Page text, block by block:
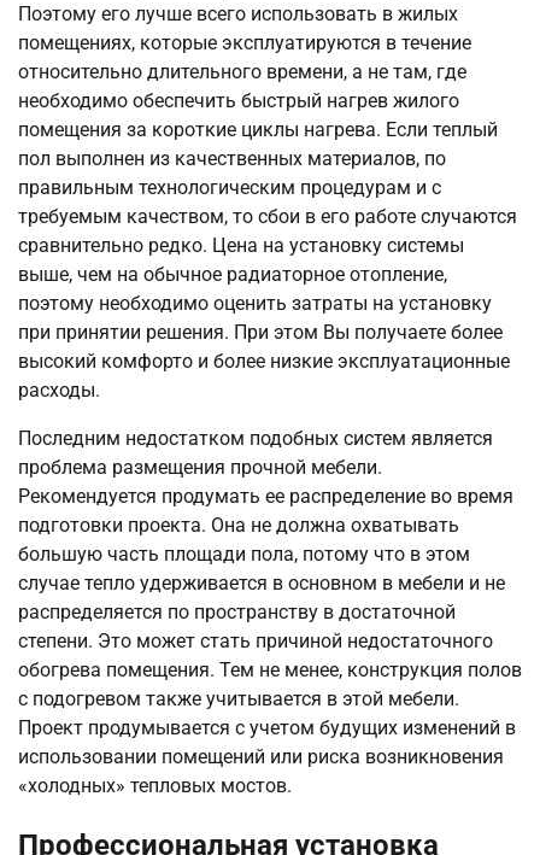
Поэтому его лучше всего использовать в жилых
помещениях, которые эксплуатируются в течение
относительно длительного времени, а не там, где
необходимо обеспечить быстрый нагрев жилого
помещения за короткие циклы нагрева. Если теплый
пол выполнен из качественных материалов, по
правильным технологическим процедурам и с
требуемым качеством, то сбои в его работе случаются
сравнительно редко. Цена на установку системы
выше, чем на обычное радиаторное отопление,
поэтому необходимо оценить затраты на установку
при принятии решения. При этом Вы получаете более
высокий комфорто и более низкие эксплуатационные
расходы.
Последним недостатком подобных систем является
проблема размещения прочной мебели.
Рекомендуется продумать ее распределение во время
подготовки проекта. Она не должна охватывать
большую часть площади пола, потому что в этом
случае тепло удерживается в основном в мебели и не
распределяется по пространству в достаточной
степени. Это может стать причиной недостаточного
обогрева помещения. Тем не менее, конструкция полов
с подогревом также учитывается в этой мебели.
Проект продумывается с учетом будущих изменений в
использовании помещений или риска возникновения
«холодных» тепловых мостов.
Профессиональная установка